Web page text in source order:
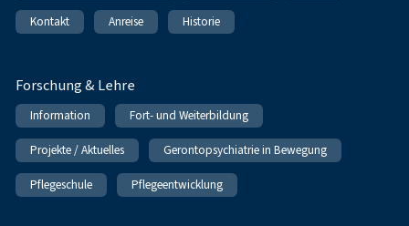
Kontakt Anreise Historie
Forschung & Lehre
Information Fort- und Weiterbildung
Projekte / Aktuelles Gerontopsychiatrie in Bewegung
Pflegeschule Pflegeentwicklung